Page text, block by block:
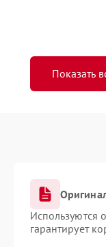
Показать
Используются
гарантирует